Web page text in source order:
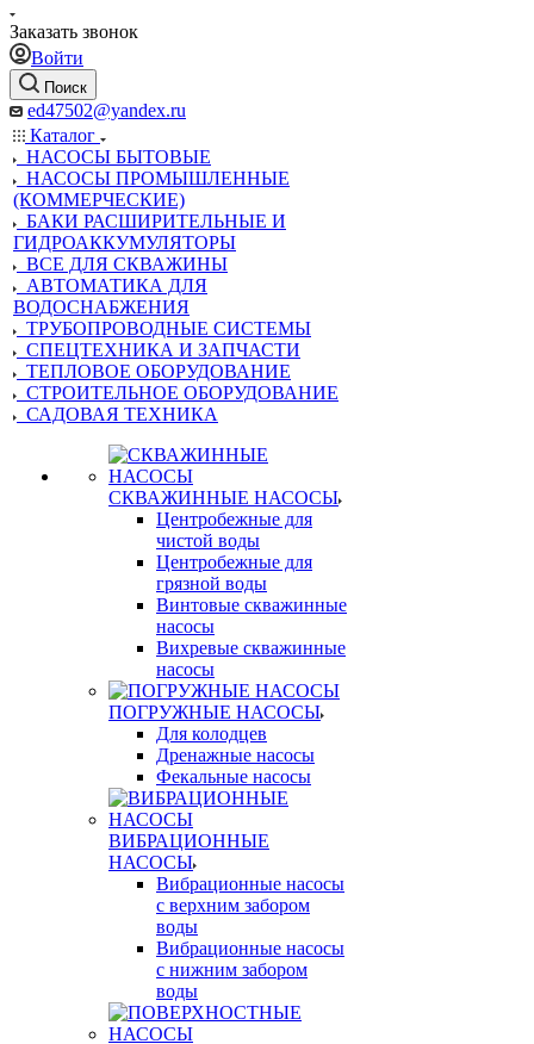
Заказать звонок
Войти
Поиск
ed47502@yandex.ru
Каталог
НАСОСЫ БЫТОВЫЕ
НАСОСЫ ПРОМЫШЛЕННЫЕ
(КОММЕРЧЕСКИЕ)
БАКИ РАСШИРИТЕЛЬНЫЕ И
ГИДРОАККУМУЛЯТОРЫ
ВСЕ ДЛЯ СКВАЖИНЫ
АВТОМАТИКА ДЛЯ
ВОДОСНАБЖЕНИЯ
ТРУБОПРОВОДНЫЕ СИСТЕМЫ
СПЕЦТЕХНИКА И ЗАПЧАСТИ
ТЕПЛОВОЕ ОБОРУДОВАНИЕ
СТРОИТЕЛЬНОЕ ОБОРУДОВАНИЕ
САДОВАЯ ТЕХНИКА
СКВАЖИННЫЕ НАСОСЫ
Центробежные для
чистой воды
Центробежные для
грязной воды
Винтовые скважинные
насосы
Вихревые скважинные
насосы
ПОГРУЖНЫЕ НАСОСЫ
Для колодцев
Дренажные насосы
Фекальные насосы
ВИБРАЦИОННЫЕ
НАСОСЫ
Вибрационные насосы
с верхним забором
воды
Вибрационные насосы
с нижним забором
воды